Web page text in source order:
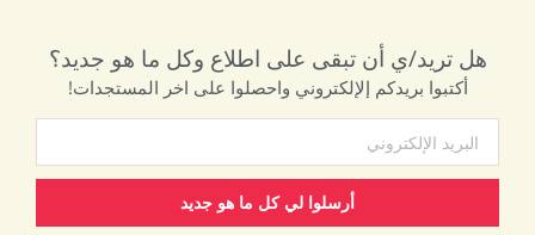
هل تريد/ي أن تبقى على اطلاع وكل ما هو جديد؟
أكتبوا بريدكم إلإلكتروني واحصلوا على اخر المستجدات!
أرسلوا لي كل ما هو جديد